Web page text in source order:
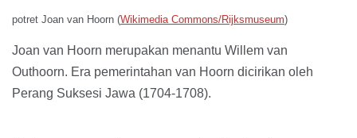
potret Joan van Hoorn (Wikimedia Commons/Rijksmuseum)
Joan van Hoorn merupakan menantu Willem van
Outhoorn. Era pemerintahan van Hoorn dicirikan oleh
Perang Suksesi Jawa (1704-1708).